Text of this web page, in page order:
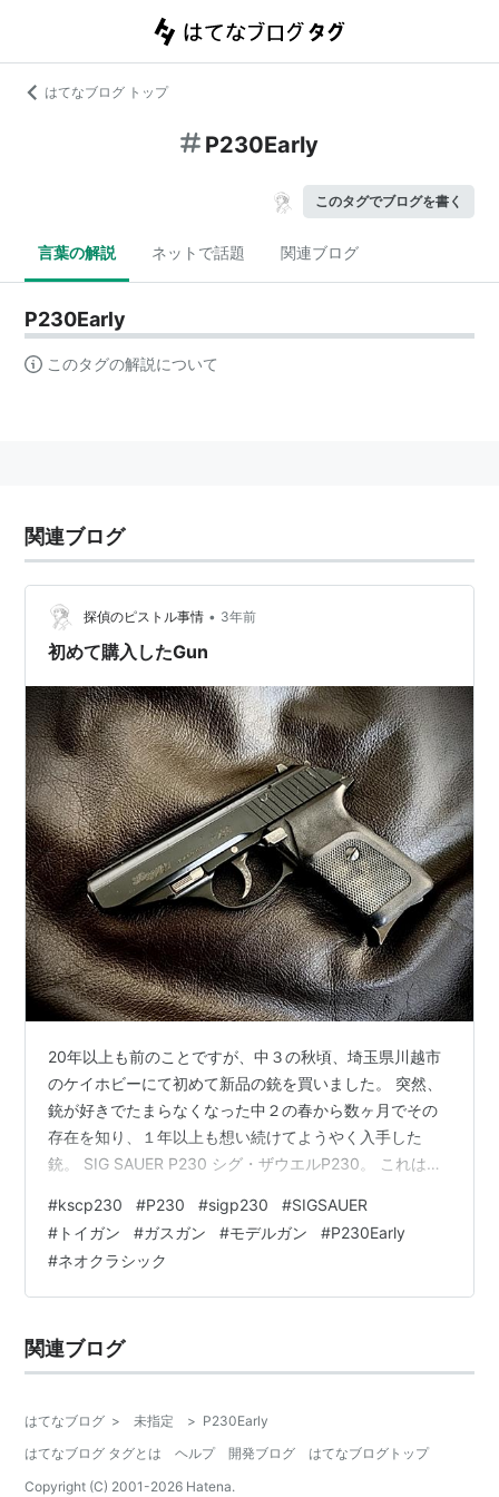
はてなブログ トップ
P230Early
このタグでブログを書く
言葉の解説 ネットで話題 関連ブログ
P230Early
このタグの解説について
関連ブログ
探偵のピストル事情 • 3年前
初めて購入したGun
20年以上も前のことですが、中３の秋頃、埼玉県川越市
のケイホビーにて初めて新品の銃を買いました。 突然、
銃が好きでたまらなくなった中２の春から数ヶ月でその
存在を知り、１年以上も想い続けてようやく入手した
銃。 SIG SAUER P230 シグ・ザウエルP230。 これは今
味の物なんか買うな！」と言う親とのバトルを乗り越え
て…いや、押し切って買った約25年前の現物です。 これ
だけは…と、ずっと大切に持っている年期の入った私に
とっての特別品。 古すぎてリコイルなんて楽しめないの
ています。 それだっ…
#kscp230 #P230 #sigp230 #SIGSAUER
# トイガン #ガスガン #モデルガン #P230Early
#ネオクラシック
関連ブログ
はてなブログ > 未指定 > P230Early
はてなブログ タグとは
ヘルプ 開発ブログ
はてなブログトップ
Copyright (C) 2001-2026 Hatena.